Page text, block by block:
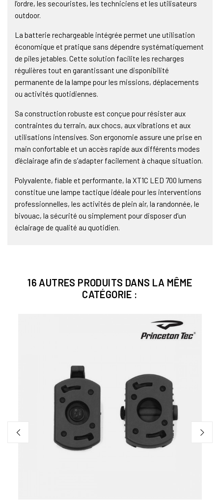
l’ordre, les secouristes, les techniciens et les utilisateurs
outdoor.
La batterie rechargeable intégrée permet une utilisation
économique et pratique sans dépendre systématiquement
de piles jetables. Cette solution facilite les recharges
régulières tout en garantissant une disponibilité
permanente de la lampe pour les missions, déplacements
ou activités quotidiennes.
Sa construction robuste est conçue pour résister aux
contraintes du terrain, aux chocs, aux vibrations et aux
utilisations intensives. Son ergonomie assure une prise en
main confortable et un accès rapide aux différents modes
d’éclairage afin de s’adapter facilement à chaque situation.
Polyvalente, fiable et performante, la XT1C LED 700 lumens
constitue une lampe tactique idéale pour les interventions
professionnelles, les activités de plein air, la randonnée, le
bivouac, la sécurité ou simplement pour disposer d’un
éclairage de qualité au quotidien.
16 AUTRES PRODUITS DANS LA MÊME
CATÉGORIE :